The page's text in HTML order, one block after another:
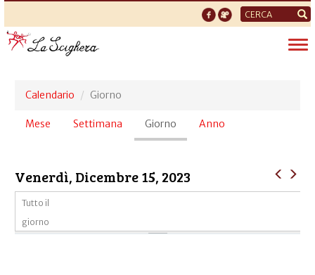
Form
di
ricerca
Calendario Giorno
Schede
Mese Settimana Giorno (scheda
attiva)
Anno
Venerdì, Dicembre 15, 2023
Tutto il
giorno